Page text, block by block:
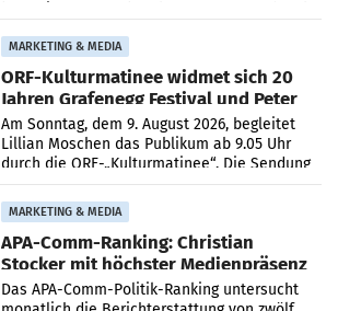
MARKETING & MEDIA
ORF-Kulturmatinee widmet sich 20
Jahren Grafenegg Festival und Peter
Simonischek
Am Sonntag, dem 9. August 2026, begleitet
Lillian Moschen das Publikum ab 9.05 Uhr
durch die ORF-„Kulturmatinee“. Die Sendung
startet mit der Dokumentation „20 Jahre
Grafenegg
MARKETING & MEDIA
APA-Comm-Ranking: Christian
Stocker mit höchster Medienpräsenz
im Juli
Das APA-Comm-Politik-Ranking untersucht